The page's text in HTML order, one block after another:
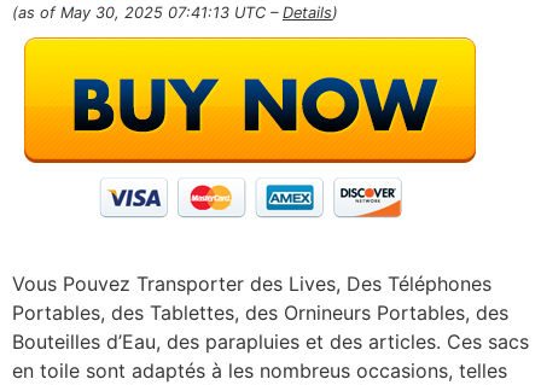
(as of May 30, 2025 07:41:13 UTC – Details)
Vous Pouvez Transporter des Lives, Des Téléphones
Portables, des Tablettes, des Ornineurs Portables, des
Bouteilles d’Eau, des parapluies et des articles. Ces sacs
en toile sont adaptés à les nombreus occasions, telles